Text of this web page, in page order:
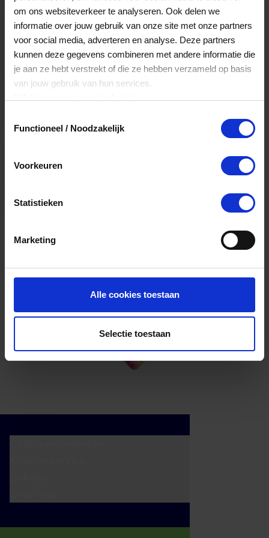
om ons websiteverkeer te analyseren. Ook delen we
informatie over jouw gebruik van onze site met onze partners
voor social media, adverteren en analyse. Deze partners
kunnen deze gegevens combineren met andere informatie die
je aan ze hebt verstrekt of die ze hebben verzameld op basis
van jouw gebruik van hun services.
Functioneel / Noodzakelijk
Voorkeuren
Statistieken
Marketing
Alle cookies toestaan
Selectie toestaan
Veelgestelde Vragen
Kan ik het saldo in delen besteden?
Ja, je mag het saldo van je VVV
cadeaukaart in delen uitgeven.
Hoelang blijft mijn saldo geldig?
Het volledige saldo op de VVV cadeaukaart
is minimaal drie jaar geldig.
Ja, je mag het saldo van je VVV
cadeaukaart in delen uitgeven.